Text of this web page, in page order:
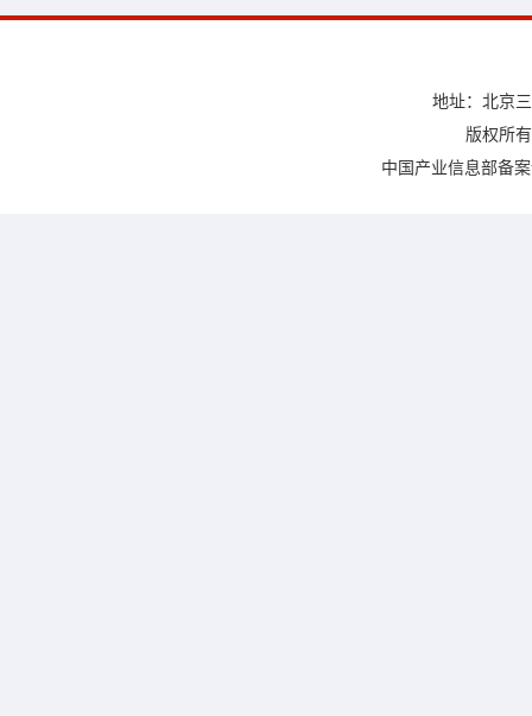
地址：北京
版权所
中国产业信息部备